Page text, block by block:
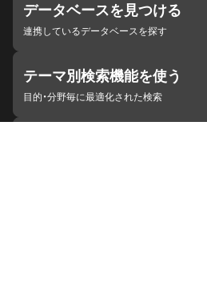
データベースを見つける
連携しているデータベースを探す
テーマ別検索機能を使う
目的・分野毎に最適化された検索